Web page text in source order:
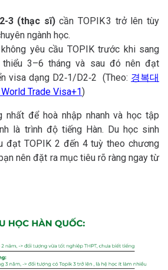
3 (thạc sĩ)cần TOPIK 3 trở lên tùy
ngành học.
yêu cầu TOPIK trước khi sang
3–6 tháng và sau đó nên đạt
visa dạng D2‑1/D2‑2 (Theo: 경복대
Trade Visa+1)
nhất để hoà nhập nhanh và học tập
là trình độ tiếng Hàn. Du học sinh
đạt TOPIK 2 đến 4 tuỳ theo chương
nên đặt ra mục tiêu rõ ràng ngay từ